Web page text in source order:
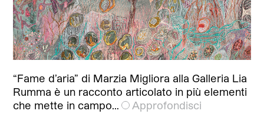
“Fame d’aria” di Marzia Migliora alla Galleria Lia
Rumma è un racconto articolato in più elementi
che mette in campo…
Approfondisci